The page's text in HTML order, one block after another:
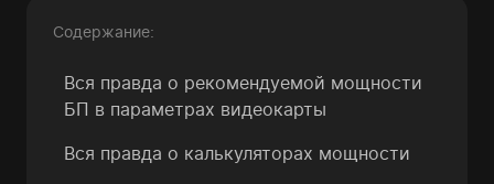
Содержание:
Вся правда о рекомендуемой мощности
БП в параметрах видеокарты
Вся правда о калькуляторах мощности